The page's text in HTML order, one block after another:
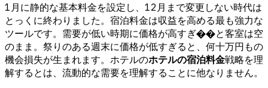
1月に静的な基本料金を設定し、12月まで変更しない時代は
とっくに終わりました。宿泊料金は収益を高める最も強力な
ツールです。需要が低い時期に価格が高すぎ��と客室は空
のまま。祭りのある週末に価格が低すぎると、何十万円もの
機会損失が生まれます。ホテルのホテルの宿泊料金戦略を理
解するとは、流動的な需要を理解することに他なりません。